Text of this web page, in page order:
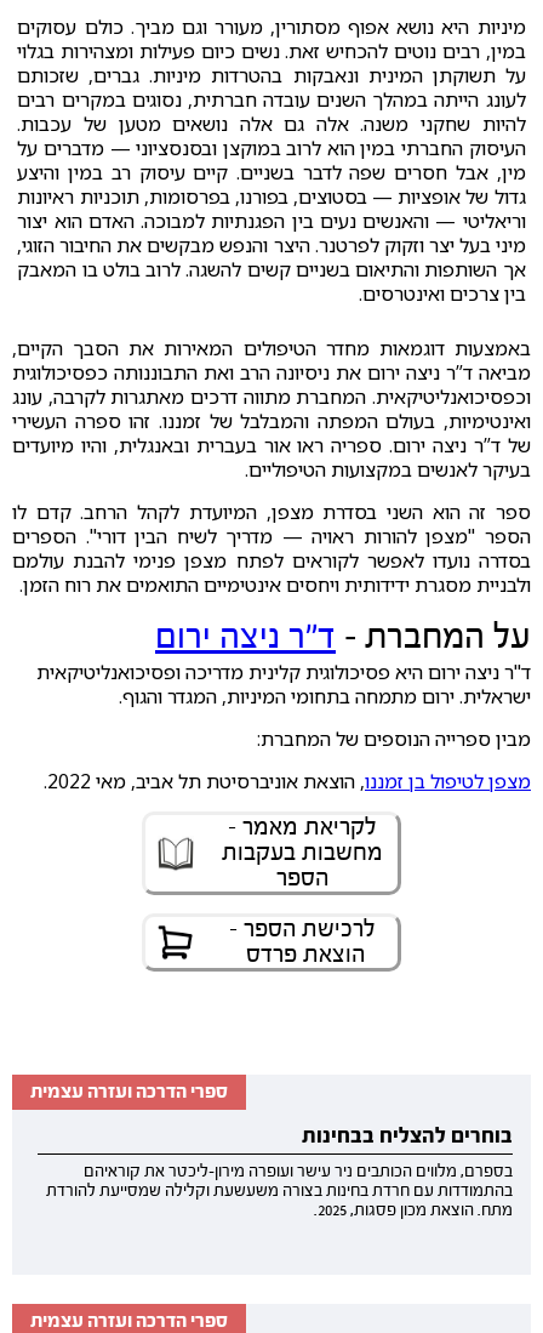
מיניות היא נושא אפוף מסתורין, מעורר וגם מביך. כולם עסוקים
במין, רבים נוטים להכחיש זאת. נשים כיום פעילות ומצהירות בגלוי
על תשוקתן המינית ונאבקות בהטרדות מיניות. גברים, שזכותם
לעונג הייתה במהלך השנים עובדה חברתית, נסוגים במקרים רבים
להיות שחקני משנה. אלה גם אלה נושאים מטען של עכבות.
העיסוק החברתי במין הוא לרוב במוקצן ובסנסציוני — מדברים על
מין, אבל חסרים שפה לדבר בשניים. קיים עיסוק רב במין והיצע
גדול של אופציות — בסטוצים, בפורנו, בפרסומות, תוכניות ראיונות
וריאליטי — והאנשים נעים בין הפגנתיות למבוכה. האדם הוא יצור
מיני בעל יצר וזקוק לפרטנר. היצר והנפש מבקשים את החיבור הזוגי,
אך השותפות והתיאום בשניים קשים להשגה. לרוב בולט בו המאבק
בין צרכים ואינטרסים.
באמצעות דוגמאות מחדר הטיפולים המאירות את הסבך הקיים,
מביאה ד”ר ניצה ירום את ניסיונה הרב ואת התבוננותה כפסיכולוגית
וכפסיכואנליטיקאית. המחברת מתווה דרכים מאתגרות לקרבה, עונג
ואינטימיות, בעולם המפתה והמבלבל של זמננו. זהו ספרה העשירי
של ד”ר ניצה ירום. ספריה ראו אור בעברית ובאנגלית, והיו מיועדים
בעיקר לאנשים במקצועות הטיפוליים.
ספר זה הוא השני בסדרת מצפן, המיועדת לקהל הרחב. קדם לו
הספר "מצפן להורות ראויה — מדריך לשיח הבין דורי". הספרים
בסדרה נועדו לאפשר לקוראים לפתח מצפן פנימי להבנת עולמם
ולבניית מסגרת ידידותית ויחסים אינטימיים התואמים את רוח הזמן.
על המחברת – ד״ר ניצה ירום
ד"ר ניצה ירום היא פסיכולוגית קלינית מדריכה ופסיכואנליטיקאית
ישראלית. ירום מתמחה בתחומי המיניות, המגדר והגוף.
מבין ספרייה הנוספים של המחברת:
מצפן לטיפול בן זמננו, הוצאת אוניברסיטת תל אביב, מאי 2022.
לקריאת מאמר -
מחשבות בעקבות
הספר
לרכישת הספר -
הוצאת פרדס
ספרי הדרכה ועזרה עצמית
בוחרים להצליח בבחינות
בספרם, מלווים הכותבים ניר עישר ועופרה מירון-ליכטר את קוראיהם
בהתמודדות עם חרדת בחינות בצורה משעשעת וקלילה שמסייעת להורדת
מתח. הוצאת מכון פסגות, 2025.
ספרי הדרכה ועזרה עצמית